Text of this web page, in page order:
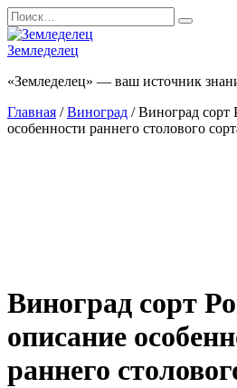
Перейти
к
содержанию
Search
for:
Земледелец
«Земледелец» — ваш источник
Главная /Виноград / Виноград
особенности раннего столового
Виноград сорт
описание
раннего